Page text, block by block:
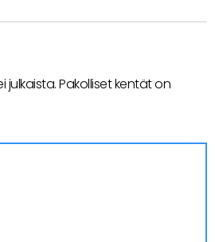
julkaista.Pakolliset kentät on